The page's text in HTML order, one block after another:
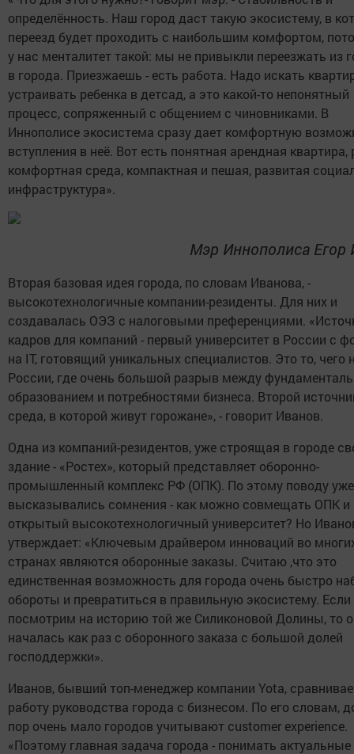
определённость. Наш город даст такую экосистему, в
переезд будет проходить с наибольшим комфортом,
у нас менталитет такой: мы не привыкли переезжать из
в города. Приезжаешь - есть работа. Надо искать
устраивать ребенка в детсад, а это какой-то непонятный
процесс, сопряженный с общением с чиновниками. В
Иннополисе экосистема сразу дает комфортную
вступления в неё. Вот есть понятная арендная квартира,
комфортная среда, компактная и пешая, развитая
инфраструктура».
Мэр Иннополиса Егор
Вторая базовая идея города, по словам Иванова, -
высокотехнологичные компании-резиденты. Для них и
создавалась ОЭЗ с налоговыми преференциями.
кадров для компаний - первый университет в России с
на IT, готовящий уникальных специалистов. Это то, чего
России, где очень большой разрыв между
образованием и потребностями бизнеса. Второй
среда, в которой живут горожане», - говорит Иванов.
Одна из компаний-резидентов, уже строящая в городе
здание - «Ростех», который представляет оборонно-
промышленный комплекс РФ (ОПК). По этому поводу уже
высказывались сомнения - как можно совмещать ОПК и
открытый высокотехнологичный университет? Но
утверждает: «Ключевым драйвером инноваций во
странах являются оборонные заказы. Считаю ,что это
единственная возможность для города очень быстро
обороты и превратиться в правильную экосистему.
посмотрим на историю той же Силиконовой Долины, то
началась как раз с оборонного заказа с большой долей
господдержки».
Иванов, бывший топ-менеджер компании Yota,
работу руководства города с бизнесом. По его словам,
пор очень мало городов учитывают customer experience.
«Поэтому главная задача города - понимать актуальные